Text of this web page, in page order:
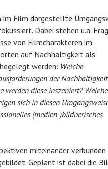
im Film dargestellte
Dabei stehen u.a.
von Filmcharakteren im
auf Nachhaltigkeit als
werden: Welche
der Nachhaltigkeit
werden diese inszeniert? Welche
sich in diesen
(medien-)bildnerisches
miteinander verbunden
Geplant ist dabei die